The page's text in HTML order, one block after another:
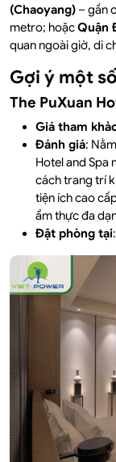
(Chaoyang) – gần
metro; hoặcQuận
quan ngoài giờ, di
Gợi ý một
The PuXuan
Giá tham
Đánh giá:
Hotel and Spa
cách trang trí
tiện ích cao
ẩm thực đa
Đặt phòng tại: